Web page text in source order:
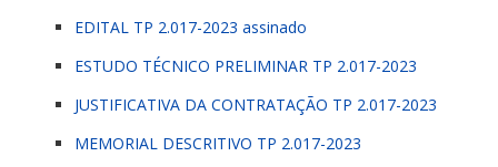
EDITAL TP 2.017-2023 assinado
ESTUDO TÉCNICO PRELIMINAR TP 2.017-2023
JUSTIFICATIVA DA CONTRATAÇÃO TP 2.017-2023
MEMORIAL DESCRITIVO TP 2.017-2023